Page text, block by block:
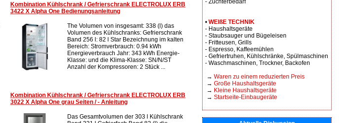
Kombination Kühlschrank / Gefrierschrank ELECTROLUX ERB
3422 X Alpha One Bedienungsanleitung
The Volumen von insgesamt: 338 (l) das
Volumen des Kühlschranks: Gefrierschrank
Band 256 l: 82 l Star Bezeichnung im kalten
Bereich: Stromverbrauch: 0.94 kWh
Energieverbrauch Jahr: 343 kWh Energie-
Klasse: und die Klima-Klasse: SN/N/ST
Anzahl der Kompressoren: 2 Stück ...
Kombination Kühlschrank / Gefrierschrank ELECTROLUX ERB
3022 X Alpha One grau Seiten / - Anleitung
Das Gesamtvolumen der 303 l Kühlschrank
- Züchterbedarf
• WEIßE TECHNIK
- Haushaltsgeräte
- Staubsauger und Bügeleisen
- Fritteusen, Grills
- Espresso, Kaffeemühlen
- Gefriertruhen, Kühlschränke, Spülmaschinen
- Waschmaschinen, Trockner, Backofen
→ Waren zu einem reduzierten Preis
→ Große Haushaltsgeräte
→ Kleine Haushaltsgeräte
→ Startseite-Einbaugeräte